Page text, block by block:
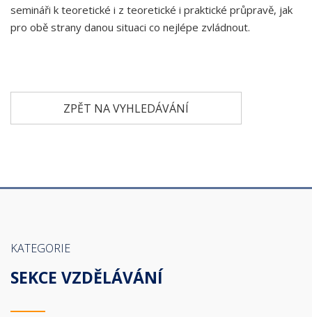
semináři k teoretické i z teoretické i praktické průpravě, jak
pro obě strany danou situaci co nejlépe zvládnout.
ZPĚT NA VYHLEDÁVÁNÍ
KATEGORIE
SEKCE VZDĚLÁVÁNÍ